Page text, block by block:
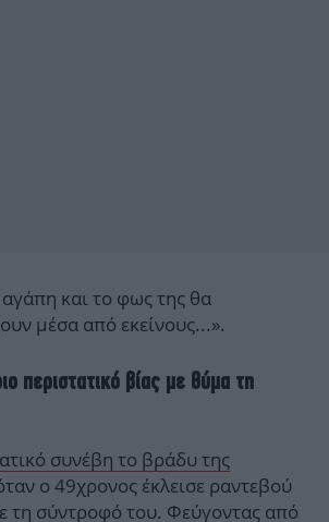
αγάπη και το φως της θα
μέσα από εκείνους...».
περιστατικό βίας με θύμα τη
συνέβη το βράδυ της
ο 49χρονος έκλεισε ραντεβού
τη σύντροφό του. Φεύγοντας από